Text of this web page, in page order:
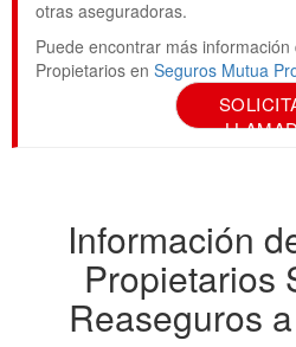
otras aseguradoras.
Puede encontrar más
Propietarios en Seguros Mutua
Información
Propietarios
Reaseguros